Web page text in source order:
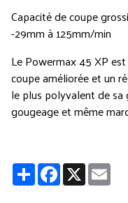
Capacité de coupe
-29mm à 125mm/min
Le Powermax 45 XP
coupe améliorée et un
le plus polyvalent de sa
gougeage et même
PartagerFacebook
X